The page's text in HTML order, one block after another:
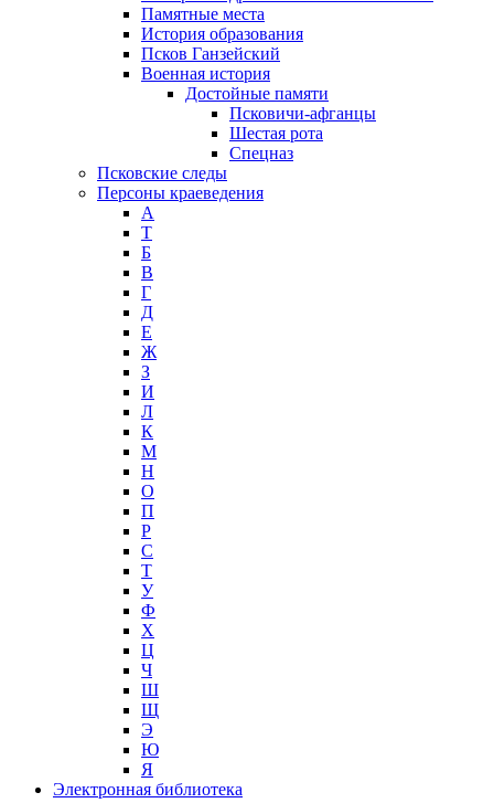
Памятные места
История образования
Псков Ганзейский
Военная история
Достойные памяти
Псковичи-афганцы
Шестая рота
Спецназ
Псковские следы
Персоны краеведения
А
T
Б
В
Г
Д
Е
Ж
З
И
Л
К
М
Н
О
П
Р
С
Т
У
Ф
Х
Ц
Ч
Ш
Щ
Э
Ю
Я
Электронная библиотека